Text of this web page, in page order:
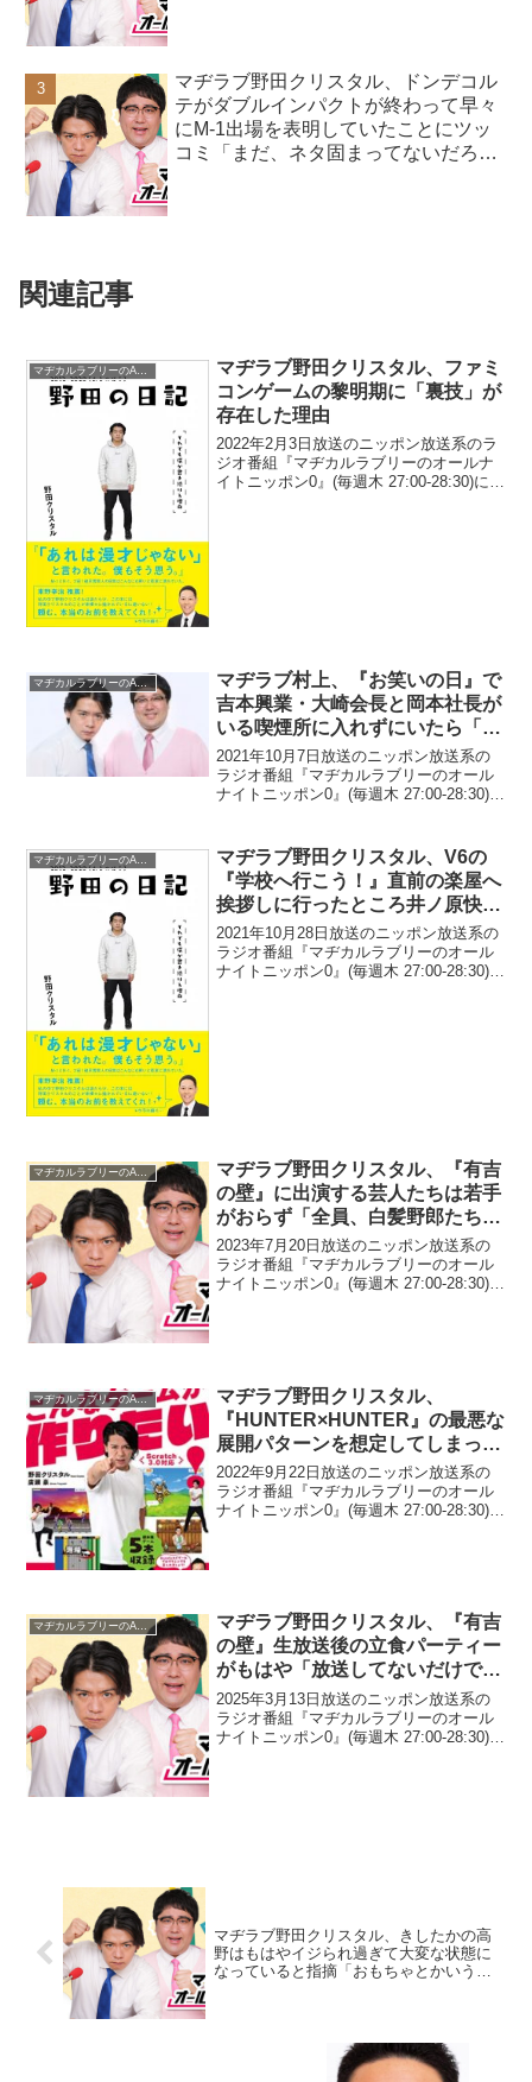
マヂラブ野田クリスタル、ドンデコル
テがダブルインパクトが終わって早々
にM-1出場を表明していたことにツッ
コミ「まだ、ネタ固まってないだろ
関連記事
マヂラブ野田クリスタル、ファミ
コンゲームの黎明期に「裏技」が
存在した理由
2022年2月3日放送のニッポン放送系のラ
ジオ番組『マヂカルラブリーのオールナ
イトニッポン0』(毎週木 27:00-28:30)に
マヂラブ村上、『お笑いの日』で
吉本興業・大崎会長と岡本社長が
いる喫煙所に入れずにいたら「怯
まず入っていった」人物がいたと
明かす
2021年10月7日放送のニッポン放送系の
ラジオ番組『マヂカルラブリーのオール
ナイトニッポン0』(毎週木 27:00-28:30)に
崎会長と岡本社長がいる喫煙所に入れ
ず...
マヂカルラブリーのANN
マヂラブ野田クリスタル、V6の
『学校へ行こう！』直前の楽屋へ
挨拶しに行ったところ井ノ原快彦
が「写真撮ろうよ」とメンバーを
集めてくれたと明かす
2021年10月28日放送のニッポン放送系の
ラジオ番組『マヂカルラブリーのオール
ナイトニッポン0』(毎週木 27:00-28:30)に
マヂカルラブリーのANN
マヂラブ野田クリスタル、『有吉
の壁』に出演する芸人たちは若手
がおらず「全員、白髪野郎たち」
であると指摘「どこいった？若
手」
2023年7月20日放送のニッポン放送系の
ラジオ番組『マヂカルラブリーのオール
ナイトニッポン0』(毎週木 27:00-28:30)に
マヂカルラブリーのANN
マヂラブ野田クリスタル、
『HUNTER×HUNTER』の最悪な
展開パターンを想定してしまって
いると語る「こんだけブラックホ
エール号で引っ張って…」
2022年9月22日放送のニッポン放送系の
ラジオ番組『マヂカルラブリーのオール
ナイトニッポン0』(毎週木 27:00-28:30)に
マヂラブ野田クリスタル、『有吉
の壁』生放送後の立食パーティー
がもはや「放送してないだけでま
た『有吉の壁』をやっている」状
態だったと明かす
2025年3月13日放送のニッポン放送系の
ラジオ番組『マヂカルラブリーのオール
ナイトニッポン0』(毎週木 27:00-28:30)に
マヂラブ野田クリスタル、きしたかの高
野はもはやイジられ過ぎて大変な状態に
なっていると指摘「おもちゃとかいうレ